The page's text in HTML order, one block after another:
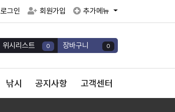
로그인 회원가입 추가메뉴
위시리스트 0 장바구니 0
낚시 공지사항 고객센터